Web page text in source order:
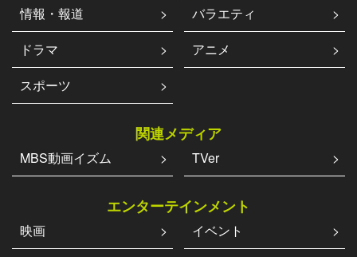
情報・報道
バラエティ
ドラマ
アニメ
スポーツ
関連メディア
MBS動画イズム TVer
エンターテインメント
映画 イベント